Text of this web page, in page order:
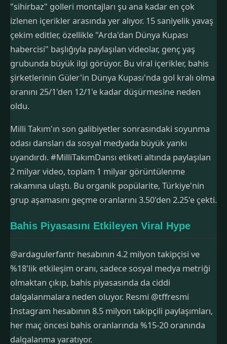
"sihirbaz" golleri montajları şu ana kadar en çok
izlenen içerikler arasında yer alıyor. 15 saniyelik yavaş
çekim editler, özellikle "Arda'dan Dünya Kupası
habercisi" başlığıyla paylaşılan videolar, genç yaş
grubunda büyük ilgi görüyor. Bu viral içerikler, bahis
şirketlerinin Güler'in Dünya Kupası'nda gol kralı olma
oranını 25/1'den 12/1'e kadar düşürmesine neden
oldu.
Milli Takım'ın son galibiyetler sonrasındaki soyunma
odası dansları da sosyal medyada büyük yankı
uyandırdı. #MilliTakımDansı etiketi altında paylaşılan
2 milyar video, toplam 1 milyar görüntülenme
rakamına ulaştı. Bu organik popülarite, Türkiye'nin
grup aşamasını geçme oranlarını 3.50'den 2.25'e çekti.
Bahis Piyasasını Etkileyen Viral Hype
@ardagulerfantr hesabının 4.2 milyon takipçisi ve
%18'lik etkileşim oranı, sadece sosyal medya metriği
olmaktan çıkıp, bahis piyasasında da ciddi
dalgalanmalara neden oluyor. Resmi @tffresmi
Instagram hesabının 8.5 milyon takipçili paylaşımları,
her maç öncesi bahis oranlarında %15-20 oranında
dalgalanma yaratıyor.